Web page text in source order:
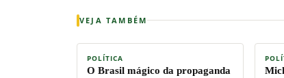
VEJA TAMBÉM
POLÍTICA
O Brasil mágico da propaganda